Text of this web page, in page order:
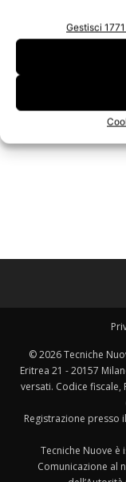
Gestisci
Edicola Web
© 2026 Tecniche
Eritrea 21 - 20157
versati. Codice fiscale,
Registrazione presso
Tecniche Nuove è
Comunicazione al